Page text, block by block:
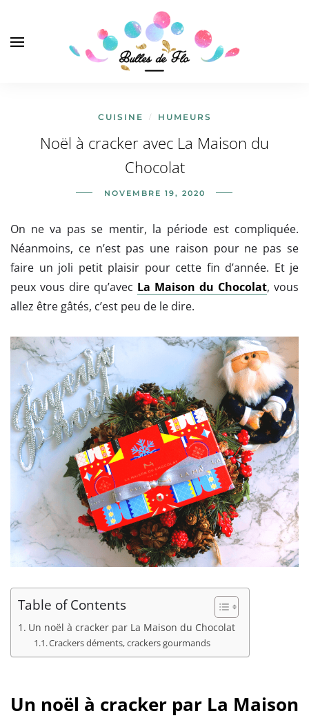
CUISINE / HUMEURS
Noël à cracker avec La Maison du
Chocolat
NOVEMBRE 19, 2020
On ne va pas se mentir, la période est compliquée.
Néanmoins, ce n’est pas une raison pour ne pas se
faire un joli petit plaisir pour cette fin d’année. Et je
peux vous dire qu’avec La Maison du Chocolat, vous
allez être gâtés, c’est peu de le dire.
Table of Contents
Un noël à cracker par La Maison du Chocolat
Crackers déments, crackers gourmands
Un noël à cracker par La Maison